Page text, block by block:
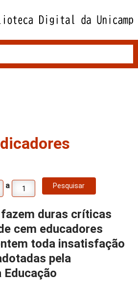
a
duras críticas
cem educadores
toda insatisfação
pela